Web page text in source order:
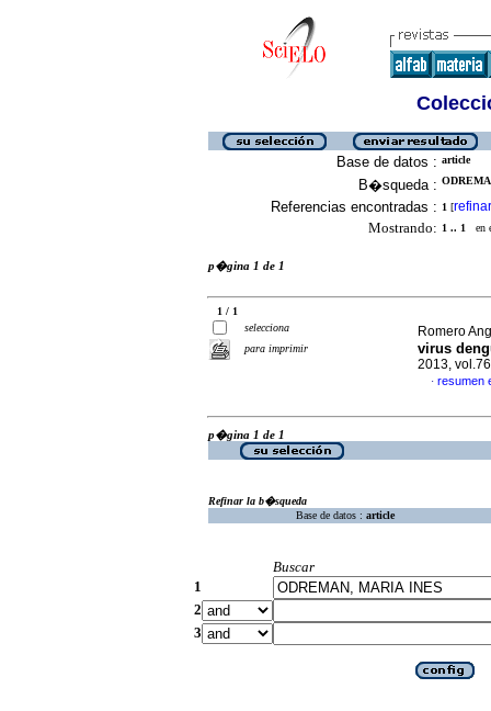
Base de datos : article
B�squeda :
Referencias encontradas : 1 [refinar
Mostrando: 1 .. 1 en
p�gina 1 de 1
1 / 1
selecciona
para imprimir
Romero
virus
2013,
· resumen
p�gina 1 de 1
Refinar la b�squeda
Base de datos : article
Buscar
1
2
3